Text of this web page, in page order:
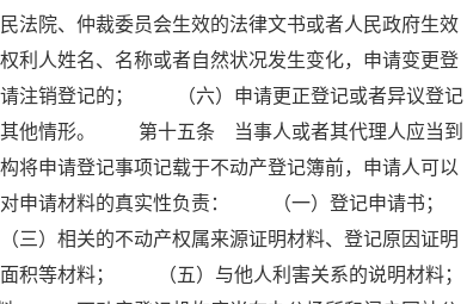
、仲裁委员会生效的法律文书或者人民政府生效
人姓名、名称或者自然状况发生变化，申请变更登
注销登记的； （六）申请更正登记或者异议登记
他情形。 第十五条 当事人或者其代理人应当到
申请登记事项记载于不动产登记簿前，申请人可以
请材料的真实性负责： （一）登记申请书；
相关的不动产权属来源证明材料、登记原因证明
积等材料； （五）与他人利害关系的说明材料；